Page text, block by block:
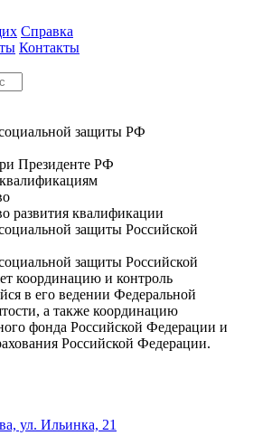
Справка
Контакты
защиты РФ
Президенте РФ
развития квалификации
защиты Российской
защиты Российской
координацию и контроль
в его ведении Федеральной
а также координацию
фонда Российской Федерации и
Российской Федерации.
ул. Ильинка, 21